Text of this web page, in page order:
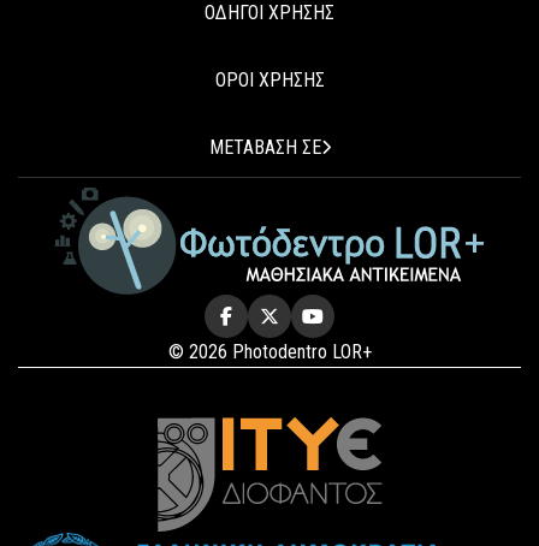
ΟΔΗΓΟΙ ΧΡΗΣΗΣ
ΟΡΟΙ ΧΡΗΣΗΣ
ΜΕΤΑΒΑΣΗ ΣΕ
© 2026 Photodentro LOR+